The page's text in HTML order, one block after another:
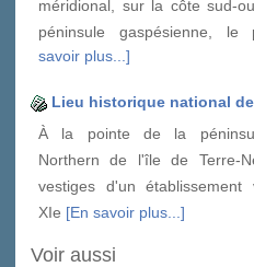
méridional, sur la côte sud-
péninsule gaspésienne, le
savoir plus...]
Lieu historique national de
À la pointe de la
Northern de l'île de Terre-
vestiges d'un établissement
XIe [En savoir plus...]
Voir aussi